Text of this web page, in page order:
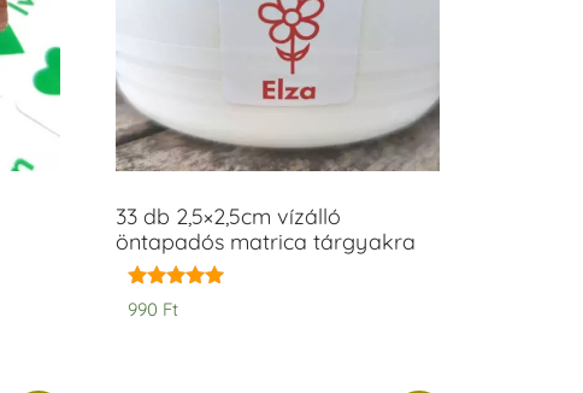
33 db 2,5×2,5cm vízálló
öntapadós matrica tárgyakra
Értékelés:
5.00
990 Ft